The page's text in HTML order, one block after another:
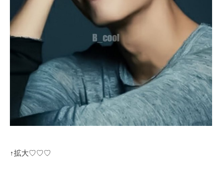
↑拡大♡♡♡